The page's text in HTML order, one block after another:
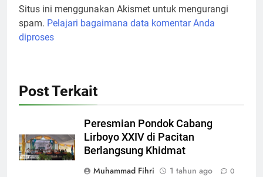
Situs ini menggunakan Akismet untuk mengurangi
spam. Pelajari bagaimana data komentar Anda
diproses
Post Terkait
Peresmian Pondok Cabang
Lirboyo XXIV di Pacitan
Berlangsung Khidmat
Muhammad Fihri
1 tahun ago 0